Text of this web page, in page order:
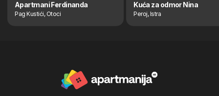
Apartmani Ferdinanda
Pag Kustići, Otoci
Kuća za odmor Nina
Peroj, Istra